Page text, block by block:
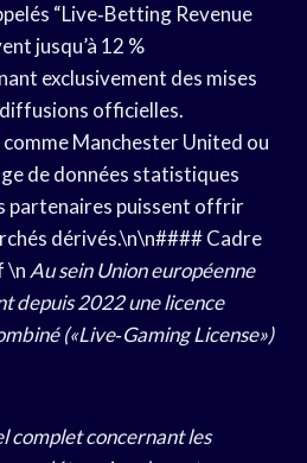
“Live‑Betting Revenue
jusqu’à 12 %
exclusivement des mises
officielles.
Manchester United ou
de données statistiques
partenaires puissent offrir
dérivés.\n\n#### Cadre
\n Au sein Union européenne
depuis 2022 une licence
(«Live‐Gaming License»)
complet concernant les